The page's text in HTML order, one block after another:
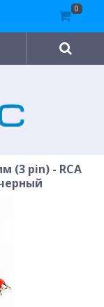
(3 pin) - RCA
черный
0